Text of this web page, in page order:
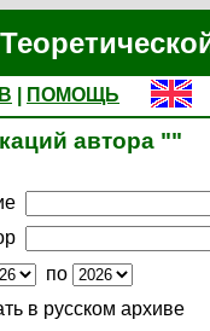
ПОМОЩЬ
автора ""
по
в русском архиве